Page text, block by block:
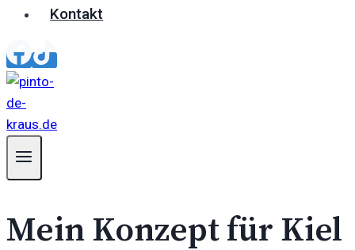
Kontakt
Mein Konzept für Kiel